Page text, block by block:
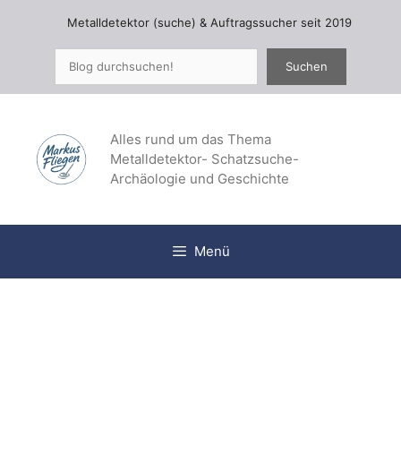
springen
Metalldetektor (suche) & Auftragssucher seit 2019
Suchen
Alles rund um das Thema
Metalldetektor- Schatzsuche-
Archäologie und Geschichte
Menü